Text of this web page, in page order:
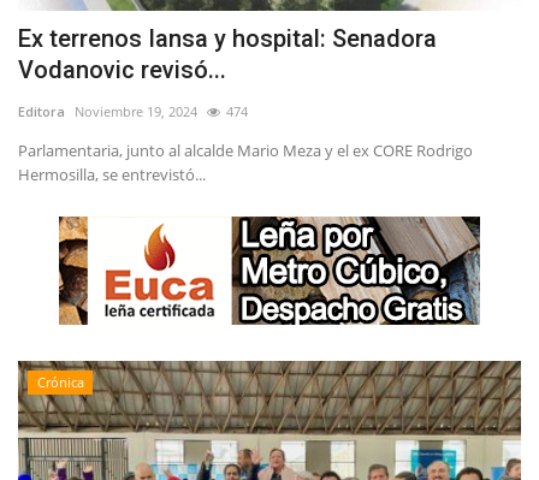
Ex terrenos Iansa y hospital: Senadora
Vodanovic revisó...
Editora Noviembre 19, 2024 474
Parlamentaria, junto al alcalde Mario Meza y el ex CORE Rodrigo
Hermosilla, se entrevistó...
Crónica